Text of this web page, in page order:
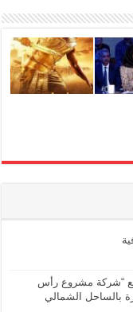
مع “شركة مشروع رأس
بالساحل الشمالي